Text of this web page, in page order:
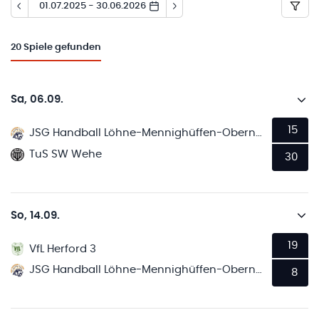
01.07.2025 - 30.06.2026
20 Spiele gefunden
Sa, 06.09.
JSG Handball Löhne-Mennighüffen-Obernbeck
TuS SW Wehe
15
30
So, 14.09.
VfL Herford 3
JSG Handball Löhne-Mennighüffen-Obernbeck
19
8